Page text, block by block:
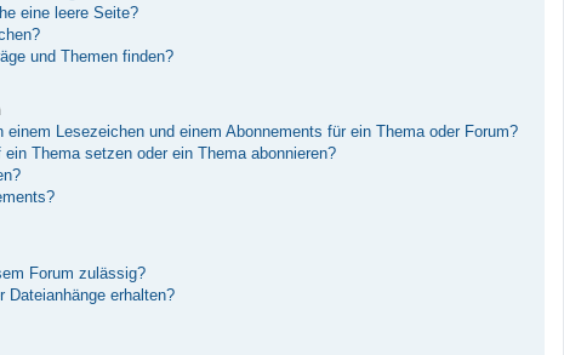
eine leere Seite?
und Themen finden?
Lesezeichen und einem Abonnements für ein Thema oder Forum?
Thema setzen oder ein Thema abonnieren?
Forum zulässig?
Dateianhänge erhalten?